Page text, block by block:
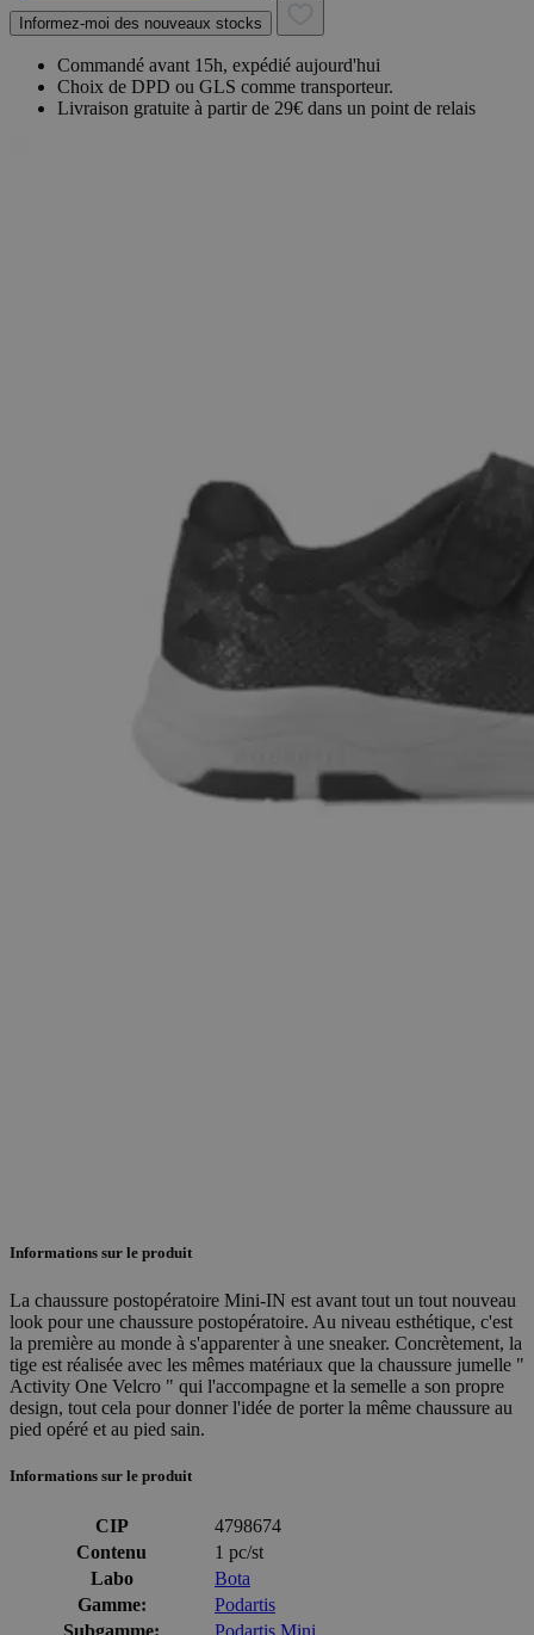
Informez-moi des nouveaux stocks
Commandé avant 15h, expédié aujourd'hui
Choix de DPD ou GLS comme transporteur.
Livraison gratuite à partir de 29€ dans un point de relais
Informations sur le produit
La chaussure postopératoire Mini-IN est avant tout un tout nouveau
look pour une chaussure postopératoire. Au niveau esthétique, c'est
la première au monde à s'apparenter à une sneaker. Concrètement, la
tige est réalisée avec les mêmes matériaux que la chaussure jumelle "
Activity One Velcro " qui l'accompagne et la semelle a son propre
design, tout cela pour donner l'idée de porter la même chaussure au
pied opéré et au pied sain.
Informations sur le produit
CIP
4798674
Contenu
1 pc/st
Labo
Bota
Gamme:
Podartis
Subgamme:
Podartis Mini